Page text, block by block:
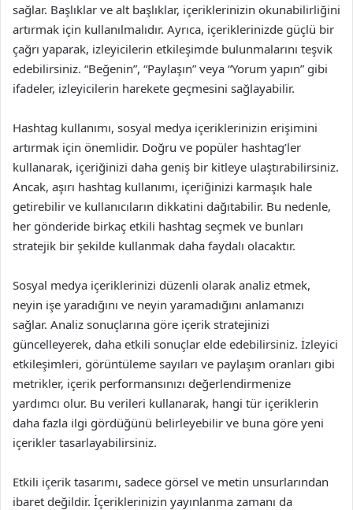
sağlar. Başlıklar ve alt başlıklar, içeriklerinizin okunabilirliğini
artırmak için kullanılmalıdır. Ayrıca, içeriklerinizde güçlü bir
çağrı yaparak, izleyicilerin etkileşimde bulunmalarını teşvik
edebilirsiniz. “Beğenin”, “Paylaşın” veya “Yorum yapın” gibi
ifadeler, izleyicilerin harekete geçmesini sağlayabilir.
Hashtag kullanımı, sosyal medya içeriklerinizin erişimini
artırmak için önemlidir. Doğru ve popüler hashtag’ler
kullanarak, içeriğinizi daha geniş bir kitleye ulaştırabilirsiniz.
Ancak, aşırı hashtag kullanımı, içeriğinizi karmaşık hale
getirebilir ve kullanıcıların dikkatini dağıtabilir. Bu nedenle,
her gönderide birkaç etkili hashtag seçmek ve bunları
stratejik bir şekilde kullanmak daha faydalı olacaktır.
Sosyal medya içeriklerinizi düzenli olarak analiz etmek,
neyin işe yaradığını ve neyin yaramadığını anlamanızı
sağlar. Analiz sonuçlarına göre içerik stratejinizi
güncelleyerek, daha etkili sonuçlar elde edebilirsiniz. İzleyici
etkileşimleri, görüntüleme sayıları ve paylaşım oranları gibi
metrikler, içerik performansınızı değerlendirmenize
yardımcı olur. Bu verileri kullanarak, hangi tür içeriklerin
daha fazla ilgi gördüğünü belirleyebilir ve buna göre yeni
içerikler tasarlayabilirsiniz.
Etkili içerik tasarımı, sadece görsel ve metin unsurlarından
ibaret değildir. İçeriklerinizin yayınlanma zamanı da